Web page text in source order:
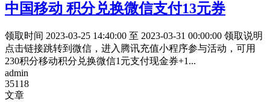
春
天
享
优
惠
中国移动 积分兑换微信支付13元券
领取时间 2023-03-25 14:40:00 至 2023-03-31 00:00:00 领取说明
点击链接跳转到微信，进入腾讯充值小程序参与活动，可用
230积分移动积分兑换微信1元支付现金券+1...
admin
35118
文章